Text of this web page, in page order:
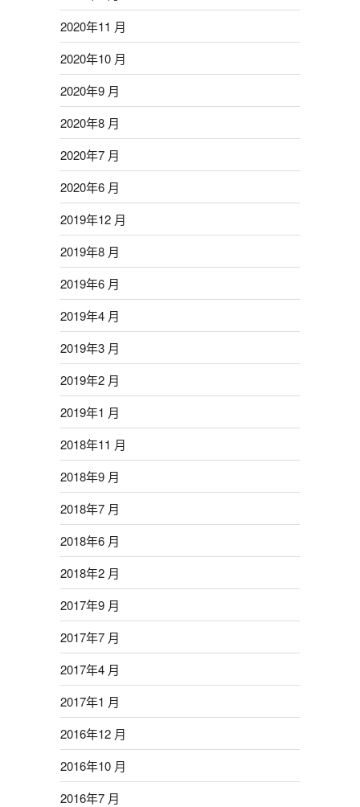
2020年11 月
2020年10 月
2020年9 月
2020年8 月
2020年7 月
2020年6 月
2019年12 月
2019年8 月
2019年6 月
2019年4 月
2019年3 月
2019年2 月
2019年1 月
2018年11 月
2018年9 月
2018年7 月
2018年6 月
2018年2 月
2017年9 月
2017年7 月
2017年4 月
2017年1 月
2016年12 月
2016年10 月
2016年7 月